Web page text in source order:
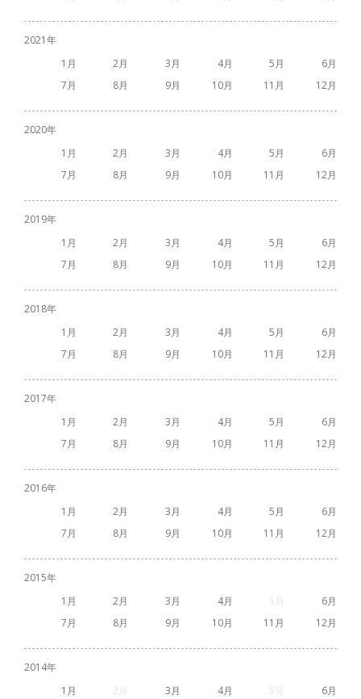
2021
1
2 3 4 5
6
7
8 9 10 11 12
2020
1
2 3 4 5
6
7
8 9 10 11 12
2019
1
2 3 4 5
6
7
8 9 10 11 12
2018
1
2 3 4 5
6
7
8 9 10 11 12
2017
1
2 3 4 5
6
7
8 9 10 11 12
2016
1
2 3 4 5
6
7
8 9 10 11 12
2015
1
2 3 4 5
6
7
8 9 10 11 12
2014
1
2 3 4 5
6